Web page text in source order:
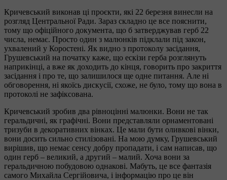
Кричевський виконав ці проєкти, які 22 березня винесли на
розгляд Центральної Ради. Зараз складно це все пояснити,
тому що офіційного документа, що б затверджував герб 22
числа, немає. Просто один з малюнків підклали під закон,
ухвалений у Коростені. Як видно з протоколу засідання,
Грушевський на початку каже, що ескізи герба розглянуть
наприкінці, а вже як доходить до кінця, говорить про закриття
засідання і про те, що залишилося ще одне питання. Але ні
обговорення, ні якоїсь дискусії, схоже, не було, тому що вона в
протоколі не зафіксована.
Кричевський зробив два рівноцінні малюнки. Вони не так
геральдичні, як графічні. Вони представляли орнаментовані
тризуби в декоративних вінках. Це мали бути оливкові вінки,
вони досить сильно стилізовані. На мою думку, Грушевський
вирішив, що немає сенсу добру пропадати, і сам написав, що
один герб – великий, а другий – малий. Хоча вони за
геральдичною побудовою однакові. Мабуть, це все фантазія
самого Михайла Сергійовича, і інформацію про це він